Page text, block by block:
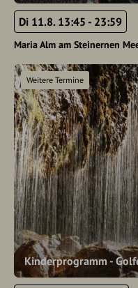
Di 11.8. 13:45 - 23:59
Maria Alm am Steinernen
Kinderprogramm -
Weitere Termine